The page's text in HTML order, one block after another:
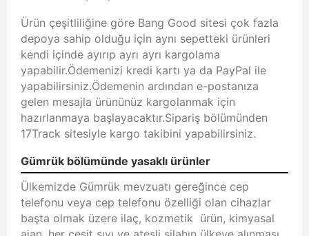
Ürün çeşitliliğine göre Bang Good sitesi çok fazla
depoya sahip olduğu için aynı sepetteki ürünleri
kendi içinde ayırıp ayrı ayrı kargolama
yapabilir.Ödemenizi kredi kartı ya da PayPal ile
yapabilirsiniz.Ödemenin ardından e-postanıza
gelen mesajla ürününüz kargolanmak için
hazırlanmaya başlayacaktır.Sipariş bölümünden
17Track sitesiyle kargo takibini yapabilirsiniz.
Gümrük bölümünde yasaklı ürünler
Ülkemizde Gümrük mevzuatı gereğince cep
telefonu veya cep telefonu özelliği olan cihazlar
başta olmak üzere ilaç, kozmetik ürün, kimyasal